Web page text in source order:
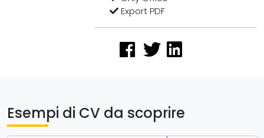
Export PDF
Esempi di CV da scoprire